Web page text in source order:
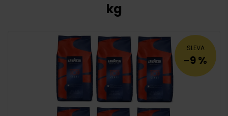
kg
SLEVA
-9 %